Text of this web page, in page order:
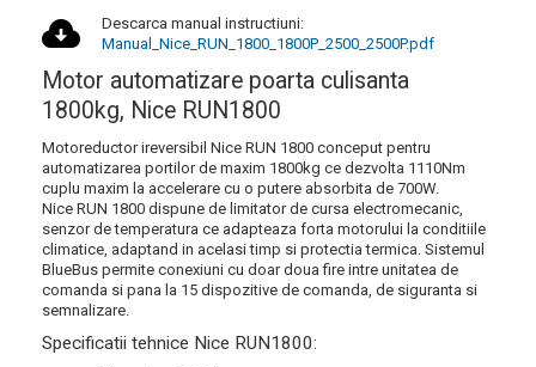
Descarca manual instructiuni:
Manual_Nice_RUN_1800_1800P_2500_2500P.pdf
Motor automatizare poarta culisanta
1800kg, Nice RUN1800
Motoreductor ireversibil Nice RUN 1800 conceput pentru
automatizarea portilor de maxim 1800kg ce dezvolta 1110Nm
cuplu maxim la accelerare cu o putere absorbita de 700W.
Nice RUN 1800 dispune de limitator de cursa electromecanic,
senzor de temperatura ce adapteaza forta motorului la conditiile
climatice, adaptand in acelasi timp si protectia termica. Sistemul
BlueBus permite conexiuni cu doar doua fire intre unitatea de
comanda si pana la 15 dispozitive de comanda, de siguranta si
semnalizare.
Specificatii tehnice Nice RUN1800: